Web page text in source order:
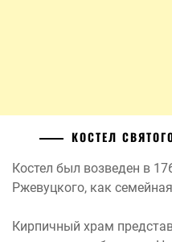
КОСТЕЛ
Костел был возведен в
Ржевуцкого, как
Кирпичный храм